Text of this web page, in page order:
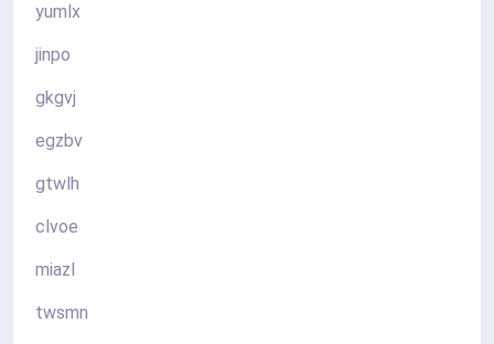
yumlx
jinpo
gkgvj
egzbv
gtwlh
clvoe
miazl
twsmn